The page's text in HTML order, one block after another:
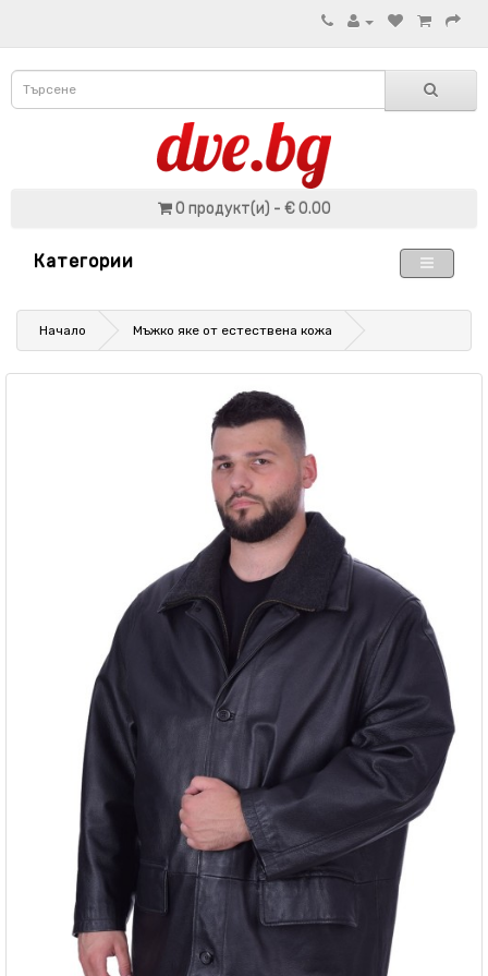
0 продукт(и) - € 0.00
Категории
Начало Мъжко яке от естествена кожа